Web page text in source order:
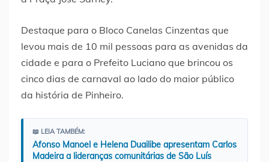
Destaque para o Bloco Canelas Cinzentas que
levou mais de 10 mil pessoas para as avenidas da
cidade e para o Prefeito Luciano que brincou os
cinco dias de carnaval ao lado do maior público
da história de Pinheiro.
📖 LEIA TAMBÉM:
Afonso Manoel e Helena Duailibe apresentam Carlos
Madeira a lideranças comunitárias de São Luís